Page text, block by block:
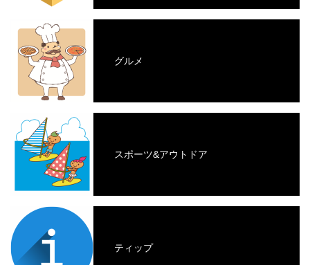
グルメ
スポーツ&アウトドア
ティップ